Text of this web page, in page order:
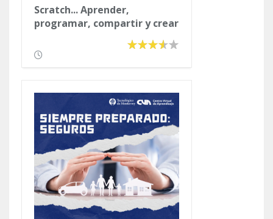
Scratch... Aprender,
programar, compartir y crear